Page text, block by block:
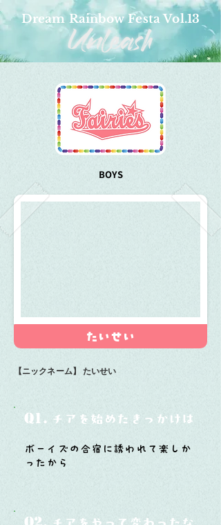
Dream Rainbow Festa Vol.13
BOYS
たいせい
【ニックネーム】 たいせい
Q1. チアを始めたきっかけは？
ボーイズの合宿に誘われて楽しか
ったから